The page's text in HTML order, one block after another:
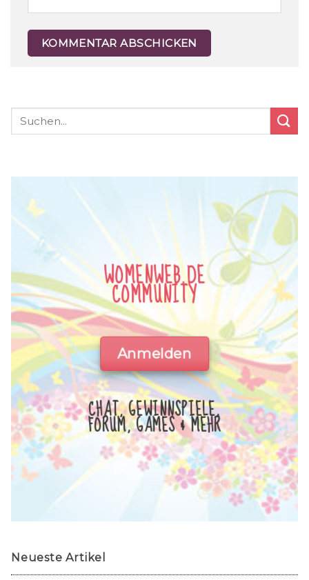
WOMENWEB.DE
COMMUNITY
Anmelden
CHAT, GEWINNSPIELE,
FORUM, GAMES & MEHR
Neueste Artikel